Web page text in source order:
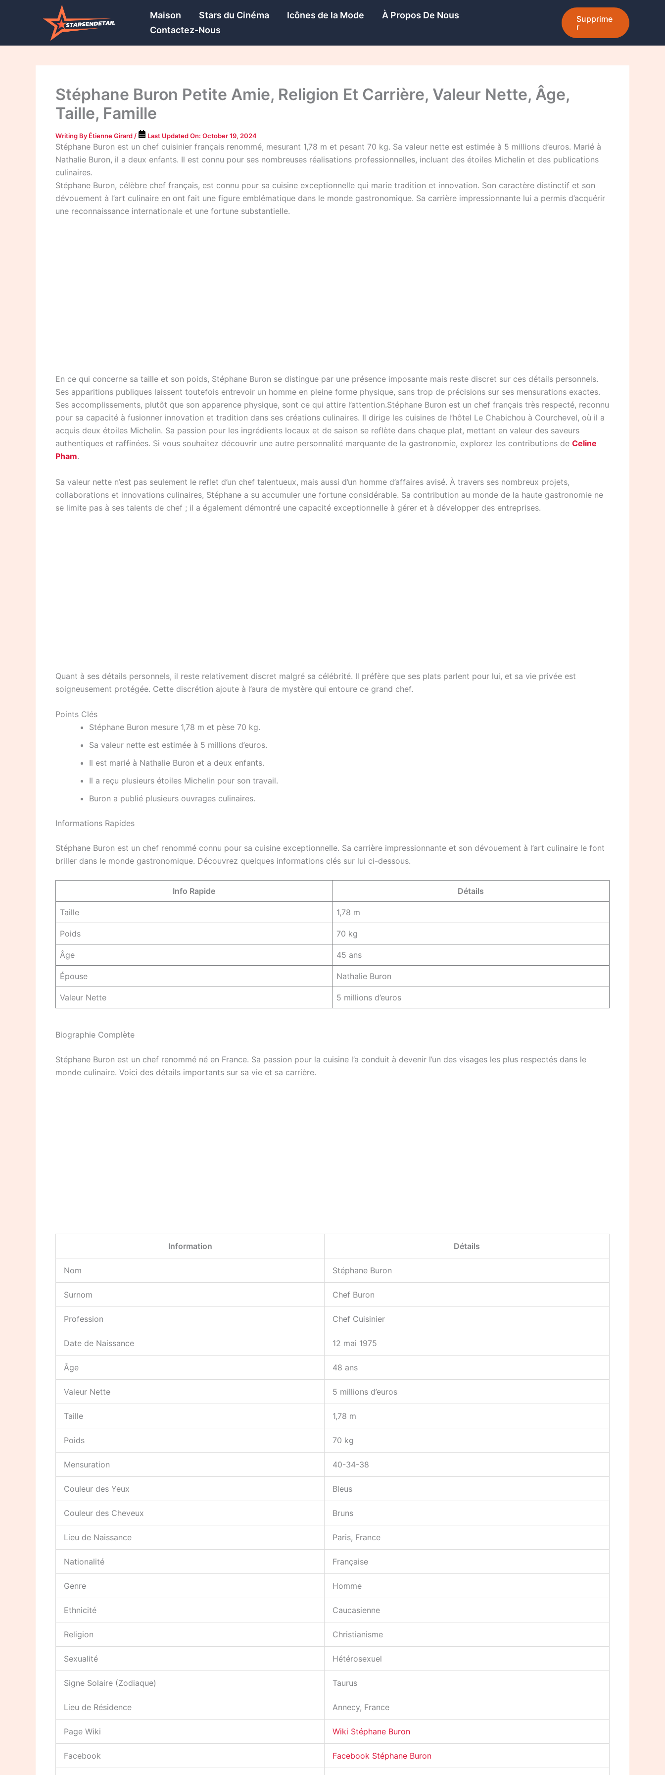
Maison Stars du Cinéma Icônes de la Mode
À Propos De Nous
Contactez-Nous
Supprime
r
Stéphane Buron Petite Amie, Religion Et Carrière, Valeur Nette, Âge,
Taille, Famille
Writing By Étienne Girard / Last Updated On: October 19, 2024
Stéphane Buron est un chef cuisinier français renommé, mesurant 1,78 m et pesant 70 kg. Sa valeur nette est estimée à 5 millions d’euros. Marié à
Nathalie Buron, il a deux enfants. Il est connu pour ses nombreuses réalisations professionnelles, incluant des étoiles Michelin et des publications
culinaires.
Stéphane Buron, célèbre chef français, est connu pour sa cuisine exceptionnelle qui marie tradition et innovation. Son caractère distinctif et son
dévouement à l’art culinaire en ont fait une figure emblématique dans le monde gastronomique. Sa carrière impressionnante lui a permis d’acquérir
une reconnaissance internationale et une fortune substantielle.
En ce qui concerne sa taille et son poids, Stéphane Buron se distingue par une présence imposante mais reste discret sur ces détails personnels.
Ses apparitions publiques laissent toutefois entrevoir un homme en pleine forme physique, sans trop de précisions sur ses mensurations exactes.
Ses accomplissements, plutôt que son apparence physique, sont ce qui attire l’attention.Stéphane Buron est un chef français très respecté, reconnu
pour sa capacité à fusionner innovation et tradition dans ses créations culinaires. Il dirige les cuisines de l’hôtel Le Chabichou à Courchevel, où il a
acquis deux étoiles Michelin. Sa passion pour les ingrédients locaux et de saison se reflète dans chaque plat, mettant en valeur des saveurs
authentiques et raffinées. Si vous souhaitez découvrir une autre personnalité marquante de la gastronomie, explorez les contributions de Celine
Pham.
Sa valeur nette n’est pas seulement le reflet d’un chef talentueux, mais aussi d’un homme d’affaires avisé. À travers ses nombreux projets,
collaborations et innovations culinaires, Stéphane a su accumuler une fortune considérable. Sa contribution au monde de la haute gastronomie ne
se limite pas à ses talents de chef ; il a également démontré une capacité exceptionnelle à gérer et à développer des entreprises.
Quant à ses détails personnels, il reste relativement discret malgré sa célébrité. Il préfère que ses plats parlent pour lui, et sa vie privée est
soigneusement protégée. Cette discrétion ajoute à l’aura de mystère qui entoure ce grand chef.
Points Clés
Stéphane Buron mesure 1,78 m et pèse 70 kg.
Sa valeur nette est estimée à 5 millions d’euros.
Il est marié à Nathalie Buron et a deux enfants.
Il a reçu plusieurs étoiles Michelin pour son travail.
Buron a publié plusieurs ouvrages culinaires.
Informations Rapides
Stéphane Buron est un chef renommé connu pour sa cuisine exceptionnelle. Sa carrière impressionnante et son dévouement à l’art culinaire le font
briller dans le monde gastronomique. Découvrez quelques informations clés sur lui ci-dessous.
Info Rapide Détails
Taille 1,78 m
Poids 70 kg
Âge 45 ans
Épouse Nathalie Buron
Valeur Nette 5 millions d’euros
Biographie Complète
Stéphane Buron est un chef renommé né en France. Sa passion pour la cuisine l’a conduit à devenir l’un des visages les plus respectés dans le
monde culinaire. Voici des détails importants sur sa vie et sa carrière.
Information Détails
Nom Stéphane Buron
Surnom Chef Buron
Profession Chef Cuisinier
Date de Naissance 12 mai 1975
Âge 48 ans
Valeur Nette 5 millions d’euros
Taille 1,78 m
Poids 70 kg
Mensuration 40-34-38
Couleur des Yeux Bleus
Couleur des Cheveux Bruns
Lieu de Naissance Paris, France
Nationalité Française
Genre Homme
Ethnicité Caucasienne
Religion Christianisme
Sexualité Hétérosexuel
Signe Solaire (Zodiaque) Taurus
Lieu de Résidence Annecy, France
Page Wiki Wiki Stéphane Buron
Facebook Facebook Stéphane Buron